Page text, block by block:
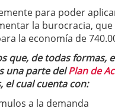
para poder
la burocracia,
la economía de
que, de todas formas,
una parte delPlan de
el cual cuenta con:
a la demanda